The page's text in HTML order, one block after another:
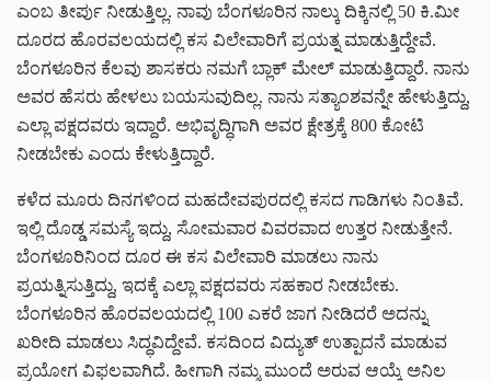
ಎಂಬ ತೀರ್ಪು ನೀಡುತ್ತಿಲ್ಲ. ನಾವು ಬೆಂಗಳೂರಿನ ನಾಲ್ಕು ದಿಕ್ಕಿನಲ್ಲಿ 50 ಕಿ.ಮೀ
ದೂರದ ಹೊರವಲಯದಲ್ಲಿ ಕಸ ವಿಲೇವಾರಿಗೆ ಪ್ರಯತ್ನ ಮಾಡುತ್ತಿದ್ದೇವೆ.
ಬೆಂಗಳೂರಿನ ಕೆಲವು ಶಾಸಕರು ನಮಗೆ ಬ್ಲಾಕ್ ಮೇಲ್ ಮಾಡುತ್ತಿದ್ದಾರೆ. ನಾನು
ಅವರ ಹೆಸರು ಹೇಳಲು ಬಯಸುವುದಿಲ್ಲ. ನಾನು ಸತ್ಯಾಂಶವನ್ನೇ ಹೇಳುತ್ತಿದ್ದು,
ಎಲ್ಲಾ ಪಕ್ಷದವರು ಇದ್ದಾರೆ. ಅಭಿವೃದ್ಧಿಗಾಗಿ ಅವರ ಕ್ಷೇತ್ರಕ್ಕೆ 800 ಕೋಟಿ
ನೀಡಬೇಕು ಎಂದು ಕೇಳುತ್ತಿದ್ದಾರೆ.
ಕಳೆದ ಮೂರು ದಿನಗಳಿಂದ ಮಹದೇವಪುರದಲ್ಲಿ ಕಸದ ಗಾಡಿಗಳು ನಿಂತಿವೆ.
ಇಲ್ಲಿ ದೊಡ್ಡ ಸಮಸ್ಯೆ ಇದ್ದು, ಸೋಮವಾರ ವಿವರವಾದ ಉತ್ತರ ನೀಡುತ್ತೇನೆ.
ಬೆಂಗಳೂರಿನಿಂದ ದೂರ ಈ ಕಸ ವಿಲೇವಾರಿ ಮಾಡಲು ನಾನು
ಪ್ರಯತ್ನಿಸುತ್ತಿದ್ದು, ಇದಕ್ಕೆ ಎಲ್ಲಾ ಪಕ್ಷದವರು ಸಹಕಾರ ನೀಡಬೇಕು.
ಬೆಂಗಳೂರಿನ ಹೊರವಲಯದಲ್ಲಿ 100 ಎಕರೆ ಜಾಗ ನೀಡಿದರೆ ಅದನ್ನು
ಖರೀದಿ ಮಾಡಲು ಸಿದ್ಧವಿದ್ದೇವೆ. ಕಸದಿಂದ ವಿದ್ಯುತ್ ಉತ್ಪಾದನೆ ಮಾಡುವ
ಪ್ರಯೋಗ ವಿಫಲವಾಗಿದೆ. ಹೀಗಾಗಿ ನಮ್ಮ ಮುಂದೆ ಅರುವ ಆಯ್ಕೆ ಅನಿಲ